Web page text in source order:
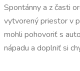
Spontánny a z časti
vytvorený priestor v
mohli pohovoriť s
nápadu a doplniť si